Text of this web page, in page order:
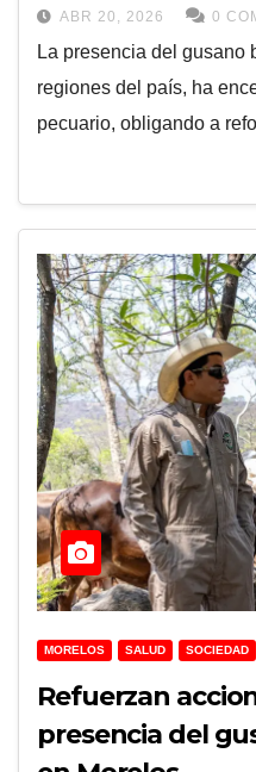
ABR 20, 2026 0
La presencia del gusano
regiones del país, ha
pecuario, obligando a
MORELOS SALUD SOCIEDAD
Refuerzan
presencia del